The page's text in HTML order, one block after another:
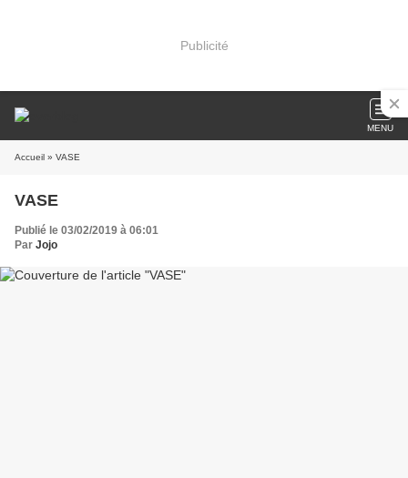
Publicité
MENU
Accueil » VASE
VASE
Publié le 03/02/2019 à 06:01
Par Jojo